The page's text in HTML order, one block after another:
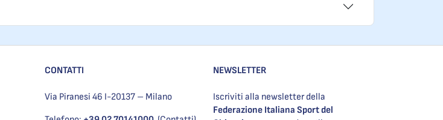
CONTATTI
Via Piranesi 46 I-20137 – Milano
NEWSLETTER
Iscriviti alla newsletter della
Federazione Italiana Sport del